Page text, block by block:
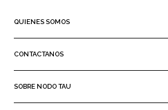
QUIENES SOMOS
CONTACTANOS
SOBRE NODO TAU